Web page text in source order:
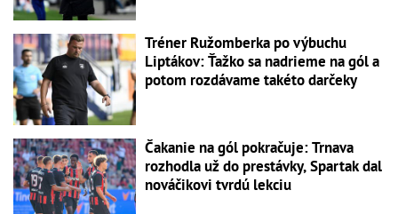
Tréner Ružomberka po výbuchu
Liptákov: Ťažko sa nadrieme na gól a
potom rozdávame takéto darčeky
Čakanie na gól pokračuje: Trnava
rozhodla už do prestávky, Spartak dal
nováčikovi tvrdú lekciu